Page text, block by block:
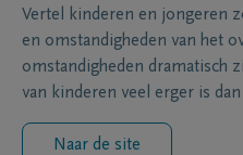
Vertel kinderen en jongeren
en omstandigheden van het
omstandigheden dramatisch
van kinderen veel erger is
Naar de site